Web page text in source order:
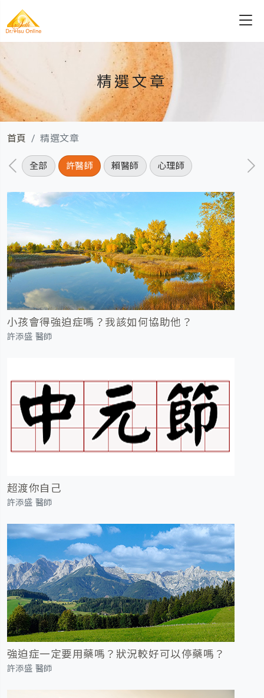
精選文章
首頁 精選文章
全部 許醫師 賴醫師 心理師
小孩會得強迫症嗎？我該如何協助他？
許添盛 醫師
超渡你自己
許添盛 醫師
強迫症一定要用藥嗎？狀況較好可以停藥嗎？
許添盛 醫師